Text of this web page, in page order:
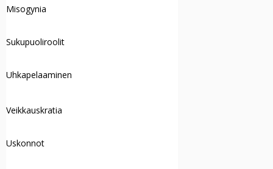
Misogynia
Sukupuoliroolit
Uhkapelaaminen
Veikkauskratia
Uskonnot